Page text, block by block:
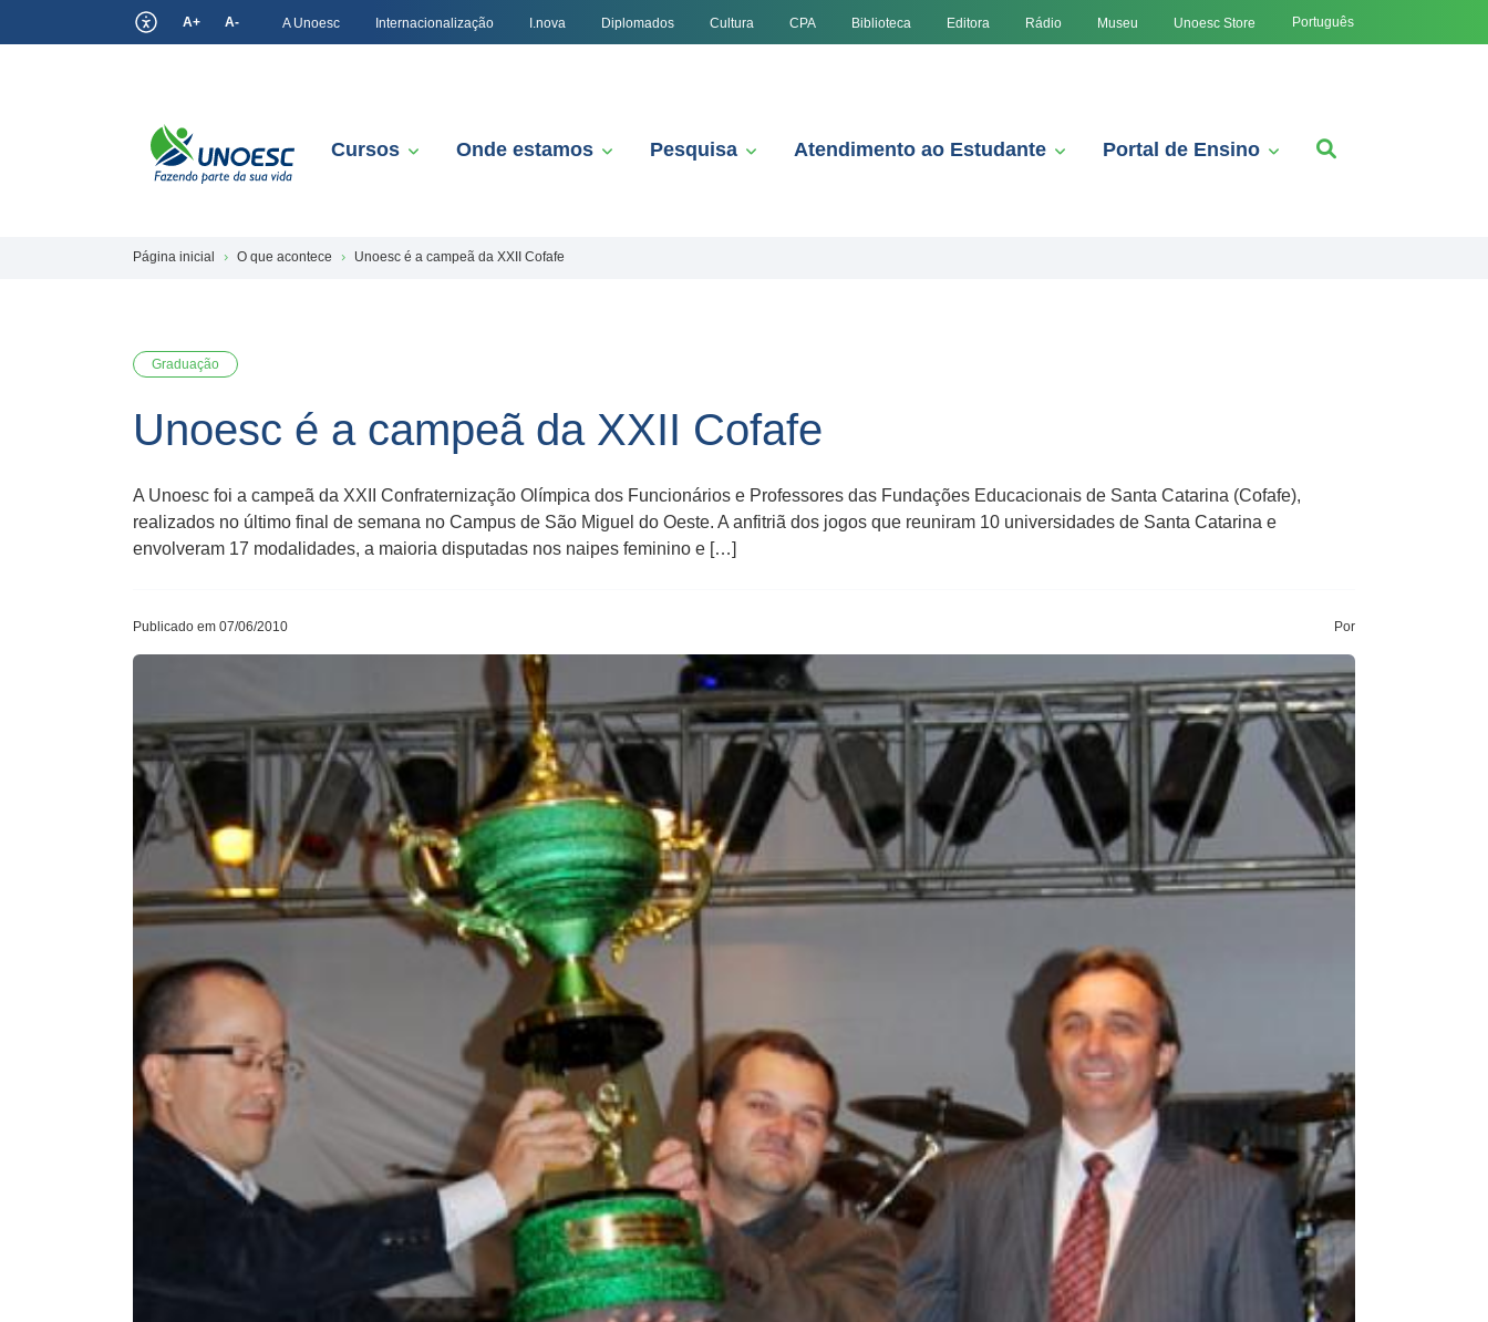
A+ A- A Unoesc Internacionalização I.nova Diplomados Cultura CPA Biblioteca Editora Rádio Museu Unoesc Store Português
Cursos Onde estamos Pesquisa Atendimento ao Estudante Portal de Ensino
Página inicial O que acontece Unoesc é a campeã da XXII Cofafe
Graduação
Unoesc é a campeã da XXII Cofafe
A Unoesc foi a campeã da XXII Confraternização Olímpica dos Funcionários e Professores das Fundações Educacionais de Santa Catarina (Cofafe),
realizados no último final de semana no Campus de São Miguel do Oeste. A anfitriã dos jogos que reuniram 10 universidades de Santa Catarina e
envolveram 17 modalidades, a maioria disputadas nos naipes feminino e […]
Publicado em 07/06/2010 Por